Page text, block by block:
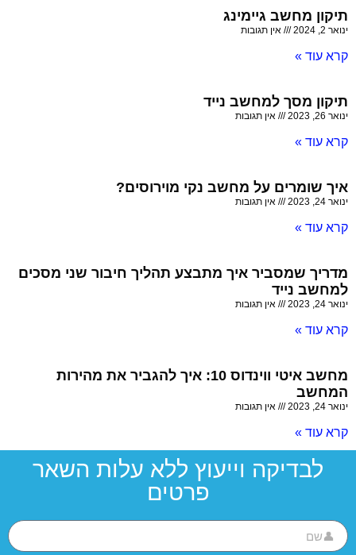
תיקון מחשב גיימינג
ינואר 2, 2024 אין תגובות
קרא עוד »
תיקון מסך למחשב נייד
ינואר 26, 2023 אין תגובות
קרא עוד »
איך שומרים על מחשב נקי מוירוסים?
ינואר 24, 2023 אין תגובות
קרא עוד »
מדריך שמסביר איך מתבצע תהליך חיבור שני מסכים
למחשב נייד
ינואר 24, 2023 אין תגובות
קרא עוד »
מחשב איטי ווינדוס 10: איך להגביר את מהירות
המחשב
ינואר 24, 2023 אין תגובות
קרא עוד »
לבדיקה וייעוץ ללא עלות השאר
פרטים